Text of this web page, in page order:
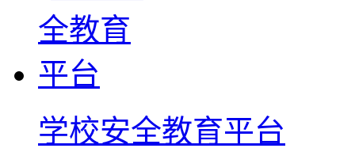
学校安全教育平台